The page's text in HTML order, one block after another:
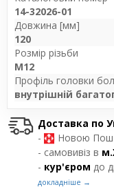
14-32026-01
Довжина [мм]
120
Розмір різьби
M12
Профіль головки
внутрішній
Доставка по
-
Новою
- самовивіз в
- кур'єром до
докладніше →